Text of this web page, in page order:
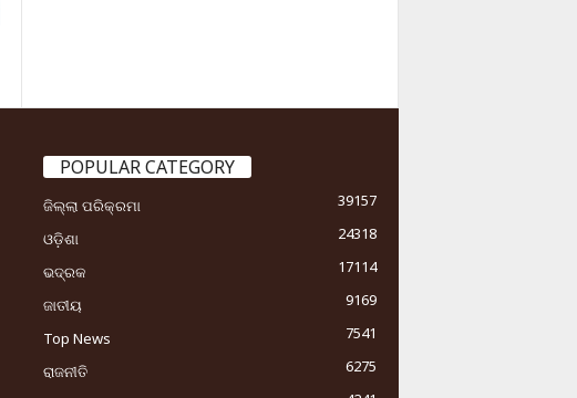
POPULAR CATEGORY
ଜିଲ୍ଲା ପରିକ୍ରମା
39157
ଓଡ଼ିଶା
24318
ଭଦ୍ରକ
17114
ଜାତୀୟ
9169
Top News
7541
ରାଜନୀତି
6275